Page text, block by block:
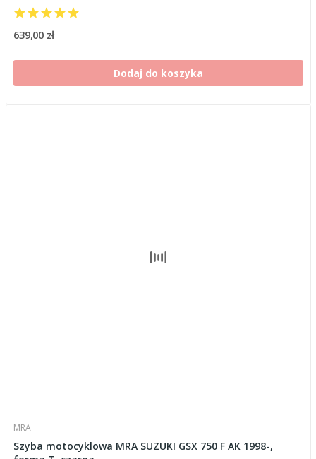
639,00 zł
Dodaj do koszyka
MRA
Szyba motocyklowa MRA SUZUKI GSX 750 F AK 1998-,